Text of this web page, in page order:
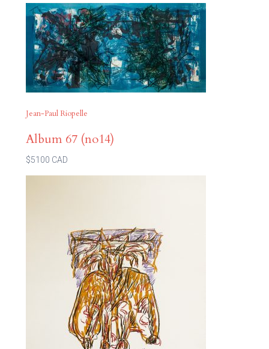
Jean-Paul Riopelle
Album 67 (no14)
$5100 CAD